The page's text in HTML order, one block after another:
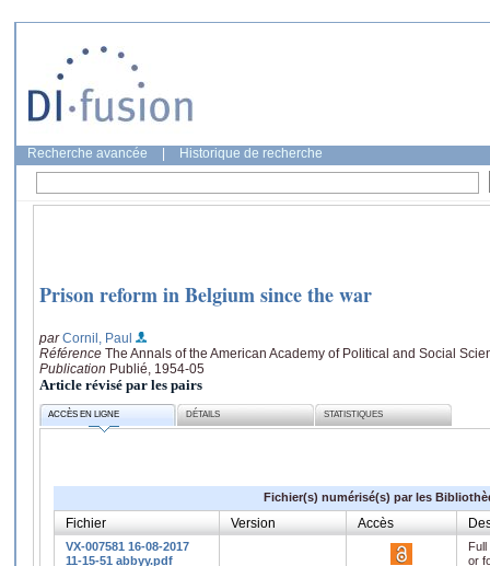
Recherche avancée Historique de recherche
Prison reform in Belgium since the war
parCornil, Paul
Référence The Annals of the American Academy of Political and Social
Publication Publié, 1954-05
Article révisé par les pairs
ACCÈS EN LIGNE DÉTAILS STATISTIQUES
Fichier(s) numérisé(s) par les
Fichier Version Accès
VX-007581 16-08-2017
11-15-51 abbyy.pdf
or